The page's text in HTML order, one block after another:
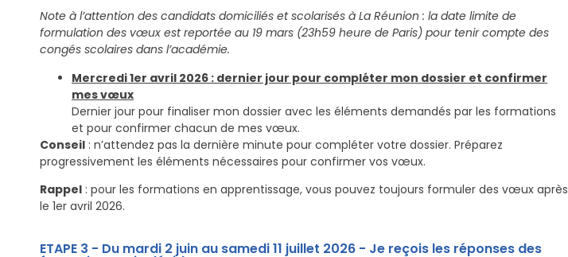
Note à l’attention des candidats domiciliés et scolarisés à La Réunion : la date limite de
formulation des vœux est reportée au 19 mars (23h59 heure de Paris) pour tenir compte des
congés scolaires dans l’académie.
Mercredi 1er avril 2026 : dernier jour pour compléter mon dossier et confirmer
mes vœux
Dernier jour pour finaliser mon dossier avec les éléments demandés par les formations
et pour confirmer chacun de mes vœux.
Conseil : n’attendez pas la dernière minute pour compléter votre dossier. Préparez
progressivement les éléments nécessaires pour confirmer vos vœux.
Rappel : pour les formations en apprentissage, vous pouvez toujours formuler des vœux après
le 1er avril 2026.
ETAPE 3 - Du mardi 2 juin au samedi 11 juillet 2026 - Je reçois les réponses des